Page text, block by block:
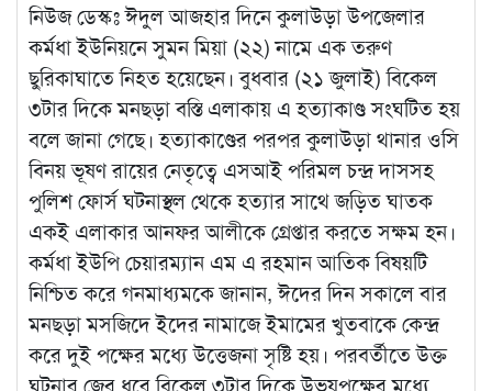
নিউজ ডেস্কঃ ঈদুল আজহার দিনে কুলাউড়া উপজেলার
কর্মধা ইউনিয়নে সুমন মিয়া (২২) নামে এক তরুণ
ছুরিকাঘাতে নিহত হয়েছেন। বুধবার (২১ জুলাই) বিকেল
৩টার দিকে মনছড়া বস্তি এলাকায় এ হত্যাকাণ্ড সংঘটিত হয়
বলে জানা গেছে। হত্যাকাণ্ডের পরপর কুলাউড়া থানার ওসি
বিনয় ভূষণ রায়ের নেতৃত্বে এসআই পরিমল চন্দ্র দাসসহ
পুলিশ ফোর্স ঘটনাস্থল থেকে হত্যার সাথে জড়িত ঘাতক
একই এলাকার আনফর আলীকে গ্রেপ্তার করতে সক্ষম হন।
কর্মধা ইউপি চেয়ারম্যান এম এ রহমান আতিক বিষয়টি
নিশ্চিত করে গনমাধ্যমকে জানান, ঈদের দিন সকালে বার
মনছড়া মসজিদে ইদের নামাজে ইমামের খুতবাকে কেন্দ্র
করে দুই পক্ষের মধ্যে উত্তেজনা সৃষ্টি হয়। পরবর্তীতে উক্ত
ঘটনার জের ধরে বিকেল ৩টার দিকে উভয়পক্ষের মধ্যে